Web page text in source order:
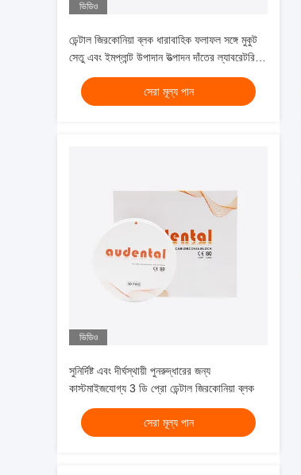
ভিডিও
ডেন্টাল জিরকোনিয়া ব্লক ধারাবাহিক ফলাফল সঙ্গে মুকুট
সেতু এবং ইমপ্লান্ট উপাদান উত্পাদন দাঁতের ল্যাবরেটরির
জন্য আদর্শ
সেরা মূল্য পান
ভিডিও
সুনির্দিষ্ট এবং দীর্ঘস্থায়ী পুনরুদ্ধারের জন্য
কাস্টমাইজযোগ্য 3 ডি প্রো ডেন্টাল জিরকোনিয়া ব্লক
সেরা মূল্য পান